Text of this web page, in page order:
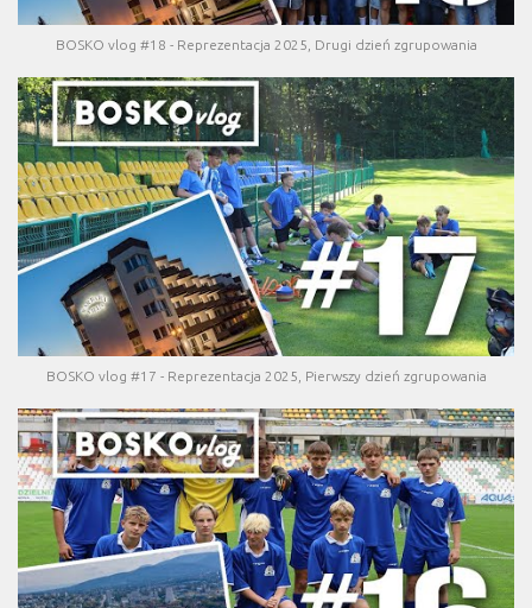
BOSKO vlog #18 - Reprezentacja 2025, Drugi dzień zgrupowania
BOSKO vlog #17 - Reprezentacja 2025, Pierwszy dzień zgrupowania